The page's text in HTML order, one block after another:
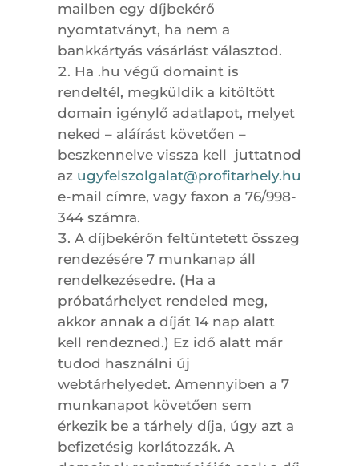
mailben egy díjbekérő
nyomtatványt, ha nem a
bankkártyás vásárlást választod.
Ha .hu végű domaint is
rendeltél, megküldik a kitöltött
domain igénylő adatlapot, melyet
neked – aláírást követően –
beszkennelve vissza kell juttatnod
az ugyfelszolgalat@profitarhely.hu
e-mail címre, vagy faxon a 76/998-
344 számra.
A díjbekérőn feltüntetett összeg
rendezésére 7 munkanap áll
rendelkezésedre. (Ha a
próbatárhelyet rendeled meg,
akkor annak a díját 14 nap alatt
kell rendezned.) Ez idő alatt már
tudod használni új
webtárhelyedet. Amennyiben a 7
munkanapot követően sem
érkezik be a tárhely díja, úgy azt a
befizetésig korlátozzák. A